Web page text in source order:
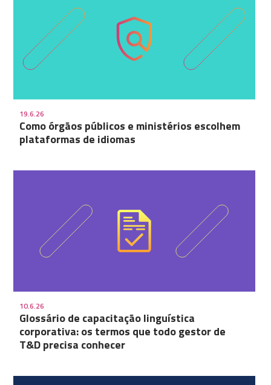
19.6.26
Como órgãos públicos e ministérios escolhem
plataformas de idiomas
10.6.26
Glossário de capacitação linguística
corporativa: os termos que todo gestor de
T&D precisa conhecer